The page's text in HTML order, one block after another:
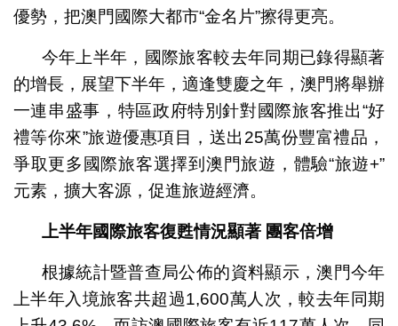
優勢，把澳門國際大都市“金名片”擦得更亮。
今年上半年，國際旅客較去年同期已錄得顯著
的增長，展望下半年，適逢雙慶之年，澳門將舉辦
一連串盛事，特區政府特別針對國際旅客推出“好
禮等你來”旅遊優惠項目，送出25萬份豐富禮品，
爭取更多國際旅客選擇到澳門旅遊，體驗“旅遊+”
元素，擴大客源，促進旅遊經濟。
上半年國際旅客復甦情況顯著 團客倍增
根據統計暨普查局公佈的資料顯示，澳門今年
上半年入境旅客共超過1,600萬人次，較去年同期